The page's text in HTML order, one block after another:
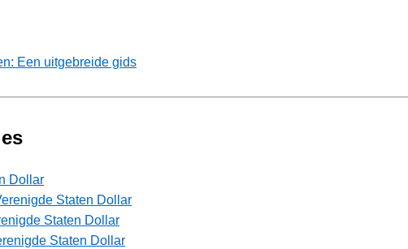
Een uitgebreide gids
Dollar
Staten Dollar
Staten Dollar
Staten Dollar